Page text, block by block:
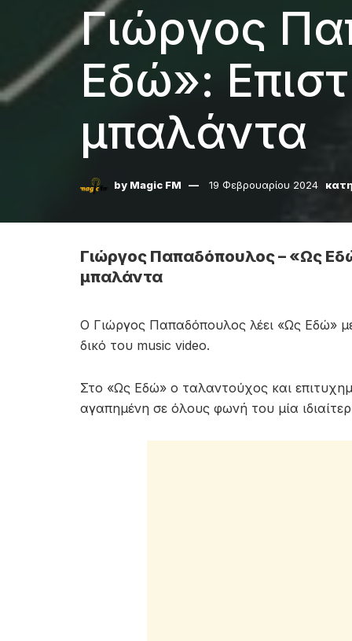
Γιώργος
Εδώ»:
μπαλάντα
by Magic FM 19 Φεβρουαρίου 2024
Γιώργος Παπαδόπουλος – «Ως
μπαλάντα
Ο Γιώργος Παπαδόπουλος λέει «Ως Εδώ»
δικό του music video.
Στο «Ως Εδώ» ο ταλαντούχος και
αγαπημένη σε όλους φωνή του μία